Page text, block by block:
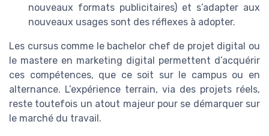
nouveaux formats publicitaires) et s’adapter aux
nouveaux usages sont des réflexes à adopter.
Les cursus comme le bachelor chef de projet digital ou
le mastere en marketing digital permettent d’acquérir
ces compétences, que ce soit sur le campus ou en
alternance. L’expérience terrain, via des projets réels,
reste toutefois un atout majeur pour se démarquer sur
le marché du travail.